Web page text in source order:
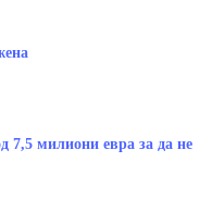
7,5 милиони евра за да не